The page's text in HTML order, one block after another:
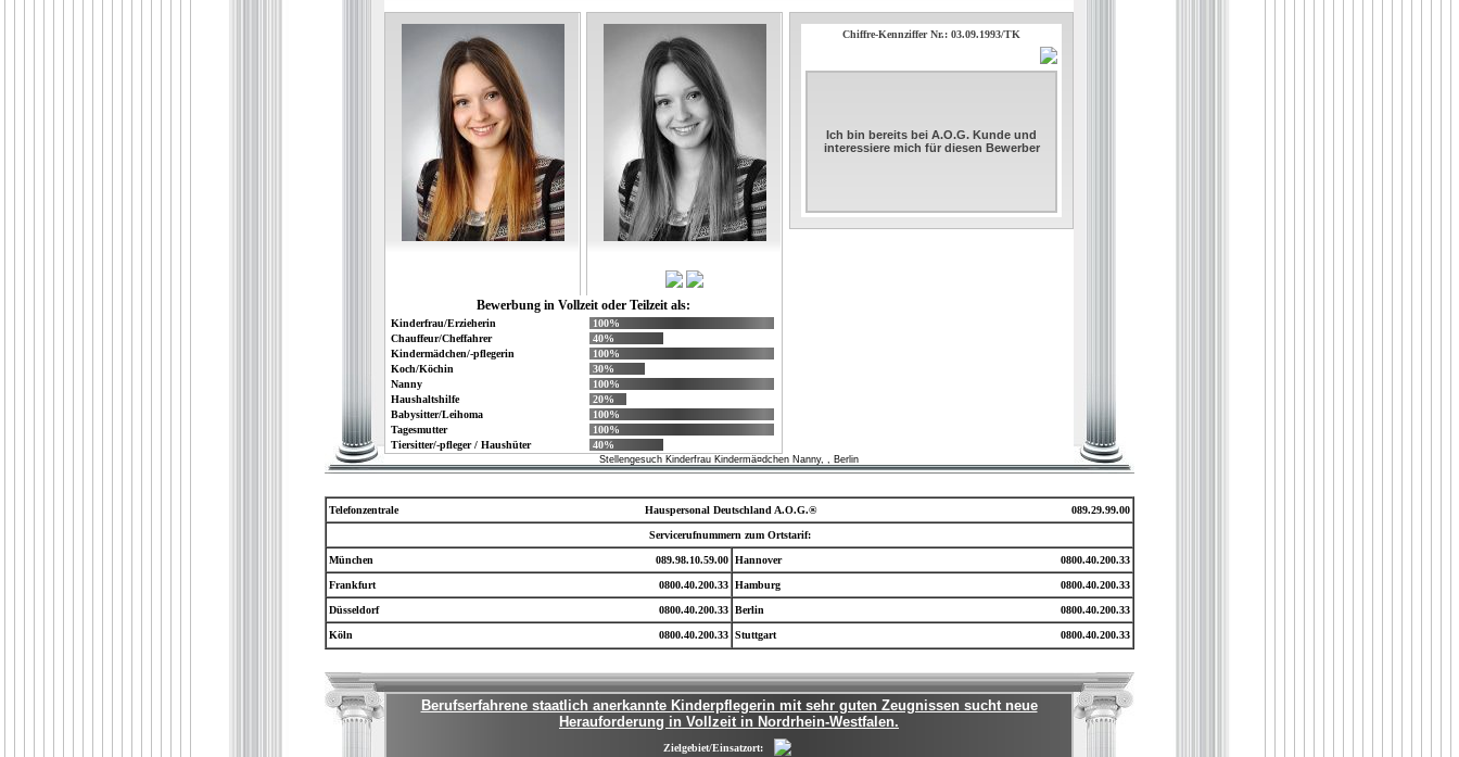
Bewerbung in Vollzeit oder Teilzeit als:
Kinderfrau/Erzieherin
100%
Chauffeur/Cheffahrer
40%
Kindermädchen/-pflegerin
100%
Koch/Köchin
30%
Nanny
100%
Haushaltshilfe
20%
Babysitter/Leihoma
100%
Tagesmutter
100%
Tiersitter/-pfleger / Haushüter
40%
Chiffre-Kennziffer Nr.: 03.09.1993/TK
Ich bin bereits bei A.O.G. Kunde und
interessiere mich für diesen Bewerber
Stellengesuch Kinderfrau Kindermä¤dchen Nanny, , Berlin
Telefonzentrale Hauspersonal Deutschland A.O.G.® 089.29.99.00
Servicerufnummern zum Ortstarif:
München 089.98.10.59.00 Hannover 0800.40.200.33
Frankfurt 0800.40.200.33 Hamburg 0800.40.200.33
Düsseldorf 0800.40.200.33 Berlin 0800.40.200.33
Köln 0800.40.200.33 Stuttgart 0800.40.200.33
Berufserfahrene staatlich anerkannte Kinderpflegerin mit sehr guten Zeugnissen sucht neue
Herauforderung in Vollzeit in Nordrhein-Westfalen.
Zielgebiet/Einsatzort: